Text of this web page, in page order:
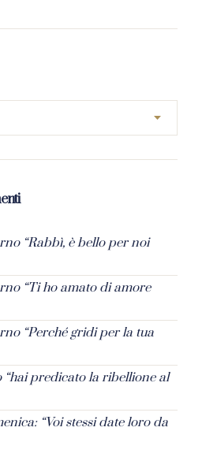
“Rabbì, è bello per noi
“Ti ho amato di amore
“Perché gridi per la tua
predicato la ribellione al
“Voi stessi date loro da